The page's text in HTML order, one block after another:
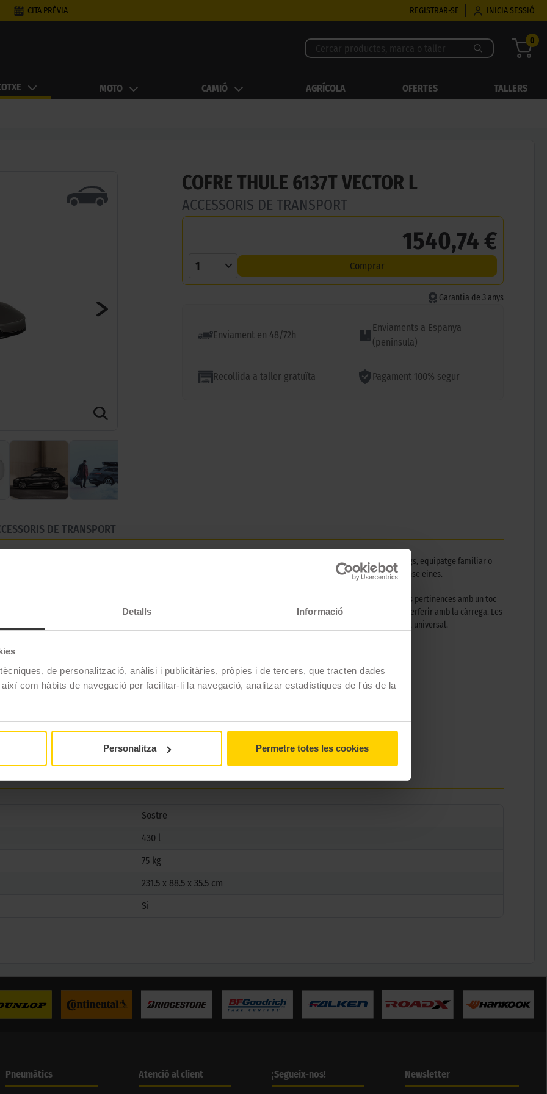
Detalls Informació
de personalització, anàlisi i publicitàries, pròpies i de tercers, que tracten dades
com hàbits de navegació per facilitar-li la navegació, analitzar estadístiques de l'ús de la
Personalitza Permetre totes les cookies
CITA PRÈVIA REGISTRAR-SE INICIA SESSIÓ
0
MOTO CAMIÓ AGRÍCOLA OFERTES TALLERS
COFRE THULE 6137T VECTOR L
ACCESSORIS DE TRANSPORT
1540,74 €
1 Comprar
Garantia de 3 anys
Enviament en 48/72h
Enviaments a Espanya
(península)
Recollida a taller gratuïta Pagament 100% segur
DE TRANSPORT
per a qui necessita espai i estil premium. Amb un volum interior de 430 litres, ofereix suficient espai per viatges llargs, equipatge familiar o
el soroll i la resistència al vent, mentre que el sistema PowerClick permet una instal·lació ràpida i segura sense eines.
amb obertura pels dos costats, il·luminació LED integrada i un interior recobert de fieltre que protegeix les teves pertinences amb un toc
indicador visual de seguretat, i la seva posició davantera al sostre permet accedir totalment al maleter sense interferir amb la càrrega. Les
protectora per emmagatzematge segur i s’adapta a múltiples sistemes de barres gràcies a la seva compatibilitat universal.
6)
kit)
Sostre
430 l
75 kg
231.5 x 88.5 x 35.5 cm
Si
Pneumàtics Atenció al client ¡Segueix-nos! Newsletter